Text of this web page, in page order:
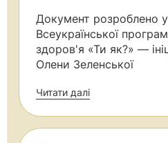
Документ розроблено
Всеукраїнської
здоров'я «Ти як?» —
Олени Зеленської
Читати далі